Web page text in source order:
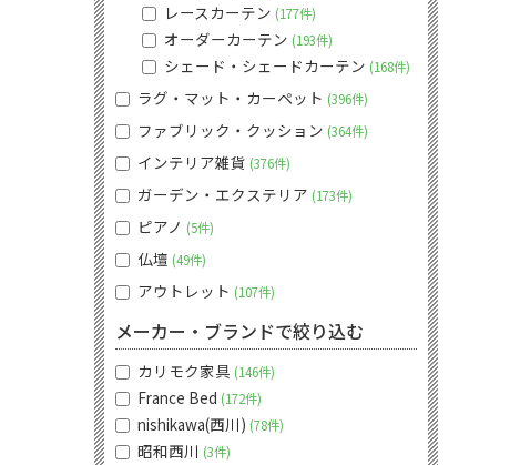
レースカーテン 177件
オーダーカーテン 193件
シェード・シェードカーテン 168件
ラグ・マット・カーペット 396件
ファブリック・クッション 364件
インテリア雑貨 376件
ガーデン・エクステリア 173件
ピアノ 5件
仏壇 49件
アウトレット 107件
メーカー・ブランドで絞り込む
カリモク家具 146件
France Bed 172件
nishikawa(西川) 78件
昭和西川 3件